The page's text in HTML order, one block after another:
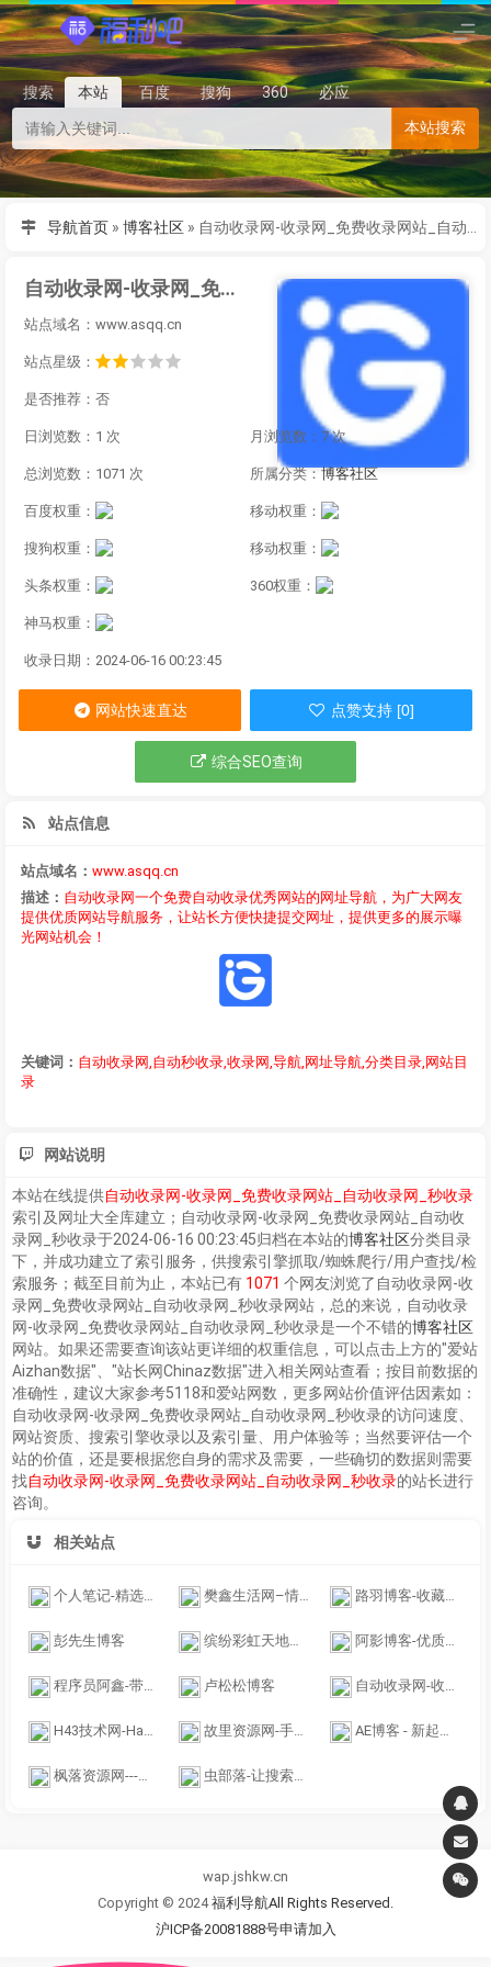
搜索 本站 百度 搜狗 360
必应
本站搜索
导航首页 » 博客社区 »
自动收录网-收录网_免费收录网站_自动收录网_秒收录
站点域名：www.asqq.cn
站点星级：
是否推荐：否
日浏览数：1 次 月浏览数：7 次
总浏览数：1071 次 所属分类： 博客社区
百度权重： 移动权重：
搜狗权重： 移动权重：
头条权重： 360权重：
神马权重：
收录日期：2024-06-16 00:23:45
网站快速直达 点赞支持 [0]
综合SEO查询
站点信息
站点域名： www.asqq.cn
描述： 自动收录网一个免费自动收录优秀网站的网址导航，为广大网友
提供优质网站导航服务，让站长方便快捷提交网址，提供更多的展示曝
光网站机会！
关键词： 自动收录网,自动秒收录,收录网,导航,网址导航,分类目录,网站目
录
网站说明
本站在线提供自动收录网-收录网_免费收录网站_自动收录网_秒收录
索引及网址大全库建立； 自动收录网-收录网_免费收录网站_自动收
录网_秒收录于2024-06-16 00:23:45归档在本站的博客社区分类目录
下，并成功建立了索引服务，供搜索引擎抓取/蜘蛛爬行/用户查找/检
索服务；截至目前为止，本站已有 1071 个网友浏览了 自动收录网-收
录网_免费收录网站_自动收录网_秒收录网站，总的来说， 自动收录
网-收录网_免费收录网站_自动收录网_秒收录是一个不错的博客社区
网站。如果还需要查询该站更详细的权重信息，可以点击上方的"爱站
Aizhan数据"、"站长网Chinaz数据"进入相关网站查看；按目前数据的
准确性，建议大家参考5118和爱站网数，更多网站价值评估因素如：
自动收录网-收录网_免费收录网站_自动收录网_秒收录的访问速度、
网站资质、搜索引擎收录以及索引量、用户体验等；当然要评估一个
站的价值，还是要根据您自身的需求及需要，一些确切的数据则需要
找自动收录网-收录网_免费收录网站_自动收录网_秒收录的站长进行
咨询。
相关站点
个人笔记-精选优质软件下载，免费绿色软件推荐 樊鑫生活网–情感文案,动漫,壁纸美图分享_淘気猫-星猫网 路羽博客-收藏有价值的资源
彭先生博客 缤纷彩虹天地技术与资源分享博客PHP原创程序 阿影博客-优质的技术资源综合类分享博客
程序员阿鑫-带你一起秃头！ 卢松松博客 自动收录网-收录网_免费收录网站_自动收录网_秒收录
H43技术网-Hao43，QQ技术导航,QQ业务乐园,小刀网,爱Q生活网,QQ技术,技术导航天下,钻石皇朝,QQ技术网,QQ资源网,QQ技术乐园,学习技术从这里开始 故里资源网-手游源码端游源码页游源码服务端单机分享网 AE博客 - 新起点|站长资讯|站长源码|软件下载|AE墨渊|AEINK.COM
枫落资源网---分享免费精品资源 虫部落-让搜索更简单
wap.jshkw.cn
Copyright © 2024福利导航All Rights Reserved.
沪ICP备20081888号申请加入